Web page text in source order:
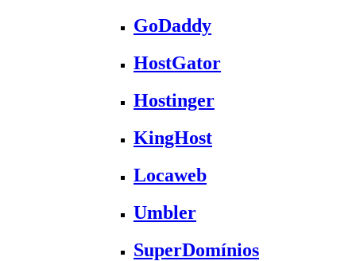
GoDaddy
HostGator
Hostinger
KingHost
Locaweb
Umbler
SuperDomínios